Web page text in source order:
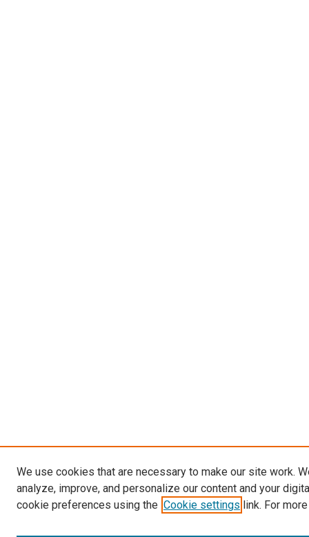
We use cookies that are necessary to make our site work.
analyze, improve, and personalize our content and your
cookie preferences using the Cookie settings link. For